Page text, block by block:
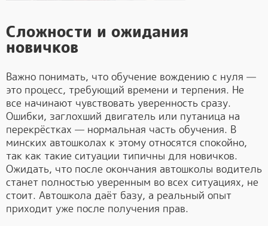
Сложности и ожидания
новичков
Важно понимать, что обучение вождению с нуля —
это процесс, требующий времени и терпения. Не
все начинают чувствовать уверенность сразу.
Ошибки, заглохший двигатель или путаница на
перекрёстках — нормальная часть обучения. В
минских автошколах к этому относятся спокойно,
так как такие ситуации типичны для новичков.
Ожидать, что после окончания автошколы водитель
станет полностью уверенным во всех ситуациях, не
стоит. Автошкола даёт базу, а реальный опыт
приходит уже после получения прав.